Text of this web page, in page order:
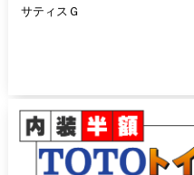
サティスＧ